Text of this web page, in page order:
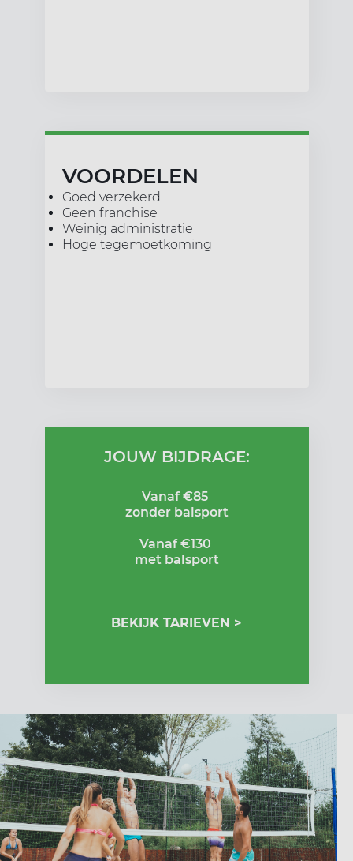
VOORDELEN
Goed verzekerd
Geen franchise
Weinig administratie
Hoge tegemoetkoming
JOUW BIJDRAGE:
Vanaf €85
zonder balsport
Vanaf €130
met balsport
BEKIJK TARIEVEN >